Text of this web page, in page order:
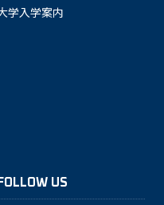
学入学案内
FOLLOW US